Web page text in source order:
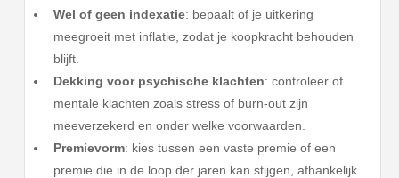
Wel of geen indexatie: bepaalt of je uitkering
meegroeit met inflatie, zodat je koopkracht behouden
blijft.
Dekking voor psychische klachten: controleer of
mentale klachten zoals stress of burn-out zijn
meeverzekerd en onder welke voorwaarden.
Premievorm: kies tussen een vaste premie of een
premie die in de loop der jaren kan stijgen, afhankelijk